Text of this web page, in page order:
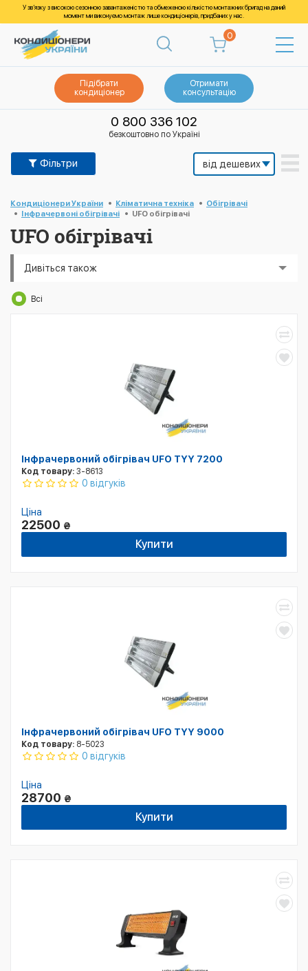
У зв’язку з високою сезонною завантаженістю та обмеженою кількістю монтажних бригад на даний
момент ми виконуємо монтаж лише кондиціонерів, придбаних у нас.
0
Підібрати
кондиціонер
Отримати
консультацію
0 800 336 102
безкоштовно по Україні
Фільтри
Кондиціонери України Кліматична техніка
Обігрівачі
Інфрачервоні обігрівачі
UFO обігрівачі
UFO обігрівачі
Дивіться також
Всі
Інфрачервоний обігрівач UFO TYY 7200
Код товару: 3-8613
0 відгуків
Ціна
22500 ₴
Купити
Інфрачервоний обігрівач UFO TYY 9000
Код товару: 8-5023
0 відгуків
Ціна
28700 ₴
Купити